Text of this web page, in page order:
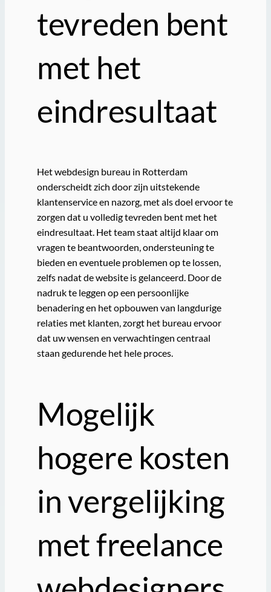
tevreden bent
met het
eindresultaat
Het webdesign bureau in Rotterdam
onderscheidt zich door zijn uitstekende
klantenservice en nazorg, met als doel ervoor te
zorgen dat u volledig tevreden bent met het
eindresultaat. Het team staat altijd klaar om
vragen te beantwoorden, ondersteuning te
bieden en eventuele problemen op te lossen,
zelfs nadat de website is gelanceerd. Door de
nadruk te leggen op een persoonlijke
benadering en het opbouwen van langdurige
relaties met klanten, zorgt het bureau ervoor
dat uw wensen en verwachtingen centraal
staan gedurende het hele proces.
Mogelijk
hogere kosten
in vergelijking
met freelance